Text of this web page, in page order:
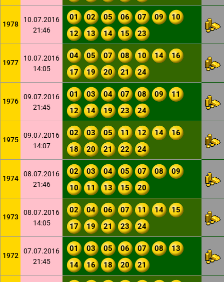
1978
10.07.2016
21:46
01 02 05 06 07 09
10
12
13 14 15 23
1977
10.07.2016
14:05
04 05 07 08 10 14
16
17
19 20 21 24
1976
09.07.2016
21:45
01 03 04 07 08 09
11
12
14 19 23 24
1975
09.07.2016
14:07
02 03 05 11 12 14
16
18
20 21 22 24
1974
08.07.2016
21:46
02 03 04 05 07 08
09
10
11 13 15 20
1973
08.07.2016
14:05
02 04 06 07 11 14
15
17
19 21 23 24
1972
07.07.2016
21:45
01 03 05 06 07 08
13
14
16 18 20 21